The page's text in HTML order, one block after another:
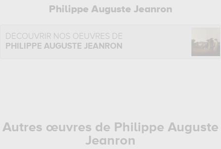
Philippe Auguste Jeanron
DÉCOUVRIR NOS OEUVRES DE
PHILIPPE AUGUSTE JEANRON
Autres œuvres de Philippe Auguste
Jeanron